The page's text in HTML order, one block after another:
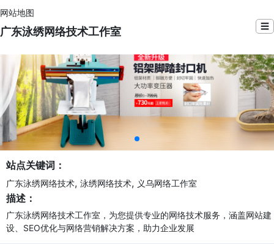
网站地图
广东泳绣网络技术工作室 ☰
站点关键词：
广东泳绣网络技术, 泳绣网络技术, 义乌网络工作室
描述：
广东泳绣网络技术工作室，为您提供专业的网络技术服务，涵盖网站建
设、SEO优化与网络营销解决方案，助力企业发展